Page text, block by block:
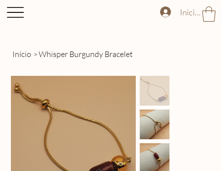
Iniciar
Início >Whisper Burgundy Bracelet